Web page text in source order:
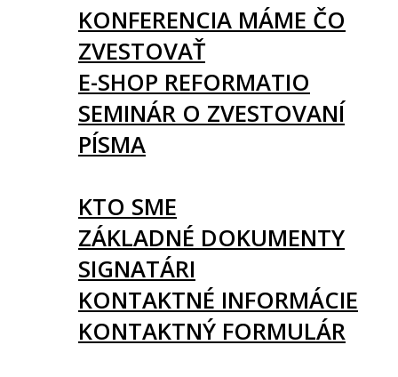
KONFERENCIA MÁME ČO
ZVESTOVAŤ
E-SHOP REFORMATIO
SEMINÁR O ZVESTOVANÍ
PÍSMA
KTO SME
ZÁKLADNÉ DOKUMENTY
SIGNATÁRI
KONTAKTNÉ INFORMÁCIE
KONTAKTNÝ FORMULÁR